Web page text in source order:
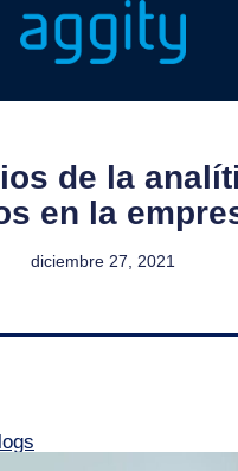
de la
en la
diciembre 27, 2021